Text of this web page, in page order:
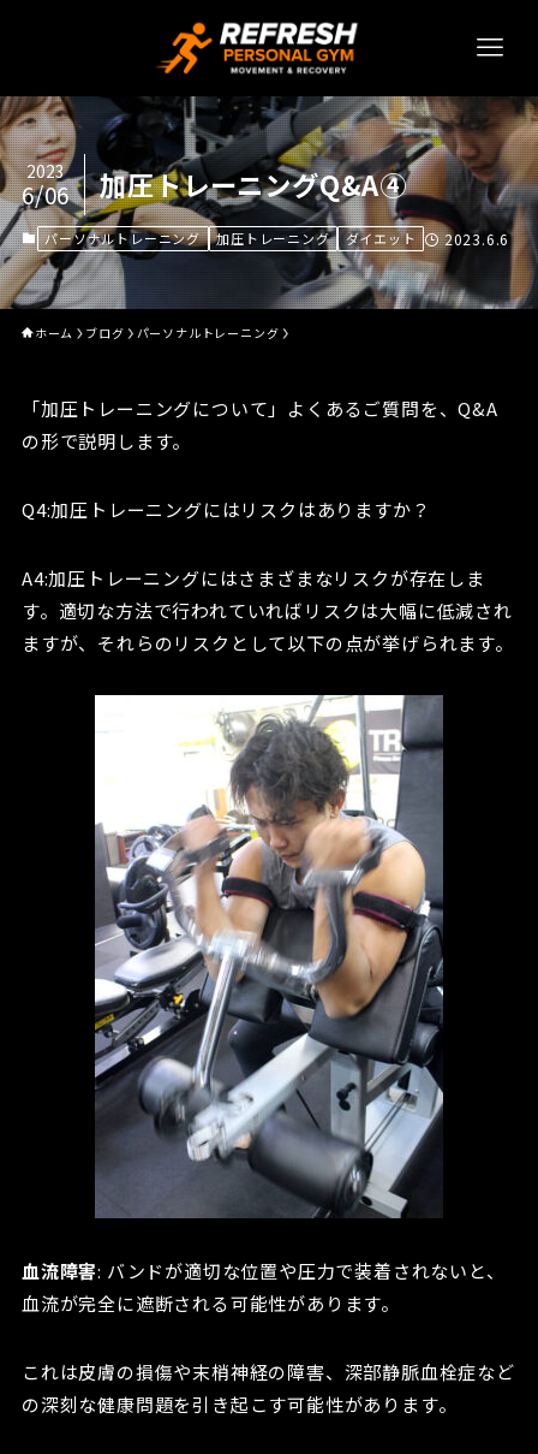
加圧トレーニングQ&A④
2023
6/06
パーソナルトレーニング 加圧トレーニング ダイエット 2023.6.6
ホーム ブログ パーソナルトレーニング
「加圧トレーニングについて」よくあるご質問を、Q&A
の形で説明します。
Q4:加圧トレーニングにはリスクはありますか？
A4:加圧トレーニングにはさまざまなリスクが存在しま
す。適切な方法で行われていればリスクは大幅に低減され
ますが、それらのリスクとして以下の点が挙げられます。
血流障害: バンドが適切な位置や圧力で装着されないと、
血流が完全に遮断される可能性があります。
これは皮膚の損傷や末梢神経の障害、深部静脈血栓症など
の深刻な健康問題を引き起こす可能性があります。